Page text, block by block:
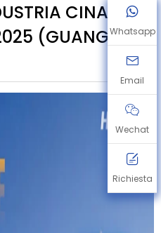
CINA-
(GUANGXI)
Whatsapp
Email
Wechat
Richiesta